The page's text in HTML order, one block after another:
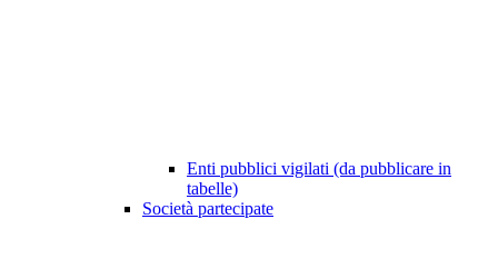
Enti pubblici vigilati (da pubblicare in
tabelle)
Società partecipate